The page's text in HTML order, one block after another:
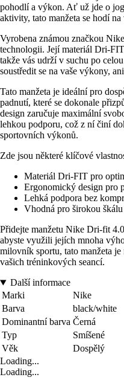
pohodlí a výkon. Ať už jde o
aktivity, tato manžeta se hodí
Vyrobena známou značkou
technologii. Její materiál Dri-
takže vás udrží v suchu po
soustředit se na vaše výkony,
Tato manžeta je ideální pro
padnutí, které se dokonale
design zaručuje maximální
lehkou podporu, což z ní činí
sportovních výkonů.
Zde jsou některé klíčové
Materiál Dri-FIT pro
Ergonomický design pro
Lehká podpora bez
Vhodná pro širokou
Přidejte manžetu Nike Dri-fit
abyste využili jejích mnoha
milovník sportu, tato manžeta
vašich tréninkových seancí.
Další informace
Marki
Nike
Barva
black/white
Dominantní barva Černá
Typ
Smíšené
Věk
Dospělý
Loading...
Loading...